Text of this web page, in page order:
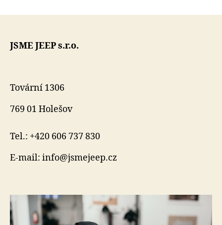
JSME JEEP s.r.o.
Tovární 1306
769 01 Holešov
Tel.: +420 606 737 830
E-mail: info@jsmejeep.cz